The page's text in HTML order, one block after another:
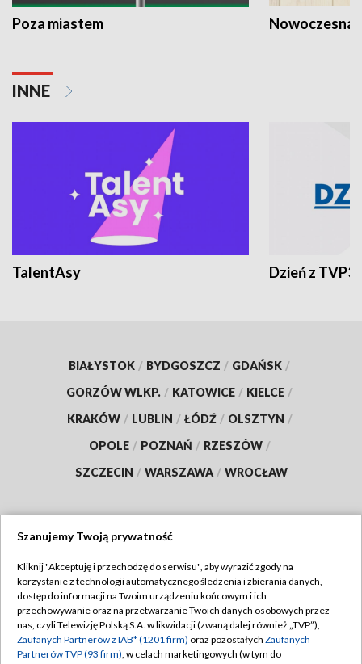
Poza miastem Nowoczesna
INNE
TalentAsy Dzień z TVP3
BIAŁYSTOK / BYDGOSZCZ / GDAŃSK /
GORZÓW WLKP. / KATOWICE / KIELCE /
KRAKÓW / LUBLIN / ŁÓDŹ / OLSZTYN /
OPOLE / POZNAŃ / RZESZÓW /
SZCZECIN / WARSZAWA / WROCŁAW
TVP
Abonament TVP
Emisja w TVP
Regulamin TVP
Polityka prywatności
Szanujemy Twoją prywatność
Kliknij "Akceptuję i przechodzę do serwisu", aby wyrazić zgody na
korzystanie z technologii automatycznego śledzenia i zbierania danych,
dostęp do informacji na Twoim urządzeniu końcowym i ich
przechowywanie oraz na przetwarzanie Twoich danych osobowych przez
nas, czyli Telewizję Polską S.A. w likwidacji (zwaną dalej również „TVP”),
Zaufanych Partnerów z IAB* (1201 firm) oraz pozostałych Zaufanych
Partnerów TVP (93 firm), w celach marketingowych (w tym do